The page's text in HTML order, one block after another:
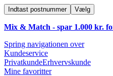
Indtast postnummer Vælg
Mix & Match - spar 1.000 kr.
Spring navigationen over
Kundeservice
PrivatkundeErhvervskunde
Mine favoritter